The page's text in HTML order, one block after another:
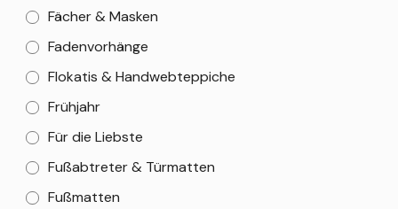
Fächer & Masken
Fadenvorhänge
Flokatis & Handwebteppiche
Frühjahr
Für die Liebste
Fußabtreter & Türmatten
Fußmatten